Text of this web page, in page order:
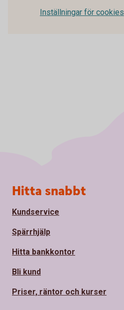
Inställningar för cookies
Sidfot
Hitta snabbt
Kundservice
Spärrhjälp
Hitta bankkontor
Bli kund
Priser, räntor och kurser